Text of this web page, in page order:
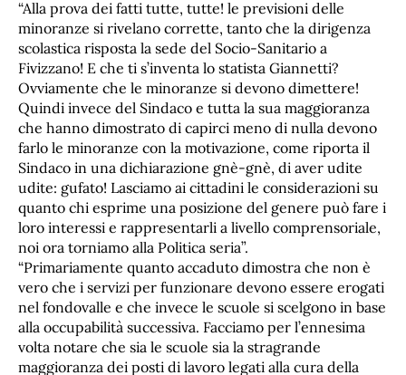
“Alla prova dei fatti tutte, tutte! le previsioni delle
minoranze si rivelano corrette, tanto che la dirigenza
scolastica risposta la sede del Socio-Sanitario a
Fivizzano! E che ti s’inventa lo statista Giannetti?
Ovviamente che le minoranze si devono dimettere!
Quindi invece del Sindaco e tutta la sua maggioranza
che hanno dimostrato di capirci meno di nulla devono
farlo le minoranze con la motivazione, come riporta il
Sindaco in una dichiarazione gnè-gnè, di aver udite
udite: gufato! Lasciamo ai cittadini le considerazioni su
quanto chi esprime una posizione del genere può fare i
loro interessi e rappresentarli a livello comprensoriale,
noi ora torniamo alla Politica seria”.
“Primariamente quanto accaduto dimostra che non è
vero che i servizi per funzionare devono essere erogati
nel fondovalle e che invece le scuole si scelgono in base
alla occupabilità successiva. Facciamo per l’ennesima
volta notare che sia le scuole sia la stragrande
maggioranza dei posti di lavoro legati alla cura della